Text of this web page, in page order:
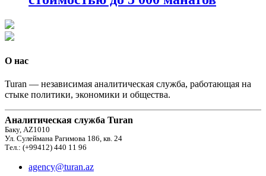
О нас
Turan — независимая аналитическая служба, работающая на
стыке политики, экономики и общества.
Аналитическая служба Turan
Баку, AZ1010
Ул. Сулеймана Рагимова 186, кв. 24
Тел.: (+99412) 440 11 96
agency@turan.az